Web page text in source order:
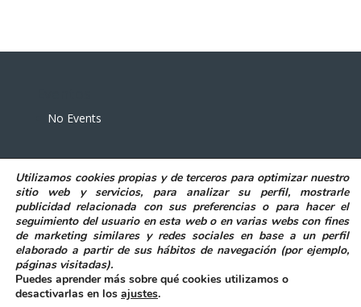
No Events
POLITICA DE PRIVACIDAD
AVISO LEGAL
POLITICA DE COOKIES
DECLARACIÓN DE ACCESIBILIDAD
Utilizamos cookies propias y de terceros para optimizar nuestro
sitio web y servicios, para analizar su perfil, mostrarle
publicidad relacionada con sus preferencias o para hacer el
seguimiento del usuario en esta web o en varias webs con fines
de marketing similares y redes sociales en base a un perfil
elaborado a partir de sus hábitos de navegación (por ejemplo,
páginas visitadas).
Puedes aprender más sobre qué cookies utilizamos o
desactivarlas en los ajustes.